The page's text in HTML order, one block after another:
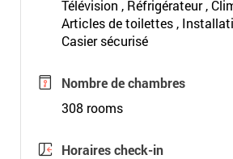
Télévision , Réfrigérateur ,
Articles de toilettes ,
Casier sécurisé
Nombre de chambres
308 rooms
Horaires check-in